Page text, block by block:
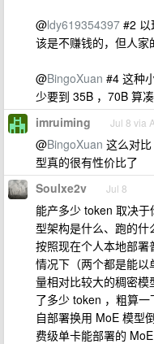
@ldy619354397 #2 以
该是不赚钱的，但人家
@BingoXuan #4 这种
少要到 35B ，70B 算凑
imruiming Jul 8 via
@BingoXuan 这么对
型真的很有性价比了
Soulxe2v Jul 8
能产多少 token 取决
型架构是什么、跑的什
按照现在个人本地部
情况下（两个都是能
量相对比较大的稠密
了多少 token ，粗算一
自部署换用 MoE 模型
费级单卡能部署的